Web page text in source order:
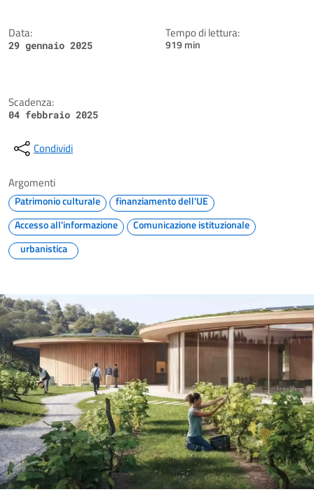
Data:
29 gennaio 2025
Tempo di lettura:
919 min
Scadenza:
04 febbraio 2025
Condividi
Argomenti
Patrimonio culturale
finanziamento dell'UE
Accesso all'informazione
Comunicazione istituzionale
urbanistica